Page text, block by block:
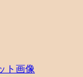
ト画像